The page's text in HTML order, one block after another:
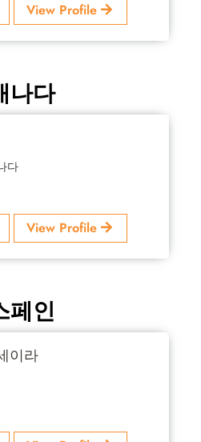
View Profile
나다
다
View Profile
페인
이라